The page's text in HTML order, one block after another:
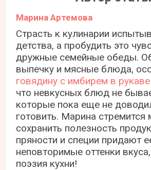
Марина Артемова
Страсть к кулинарии
детства, а пробудить это
дружные семейные обеды.
выпечку и мясные блюда,
говядину с имбирем в рукаве
что невкусных блюд не
которые пока еще не
готовить. Марина стремится
сохранить полезность
пряности и специи придают
неповторимые оттенки
поэзия кухни!